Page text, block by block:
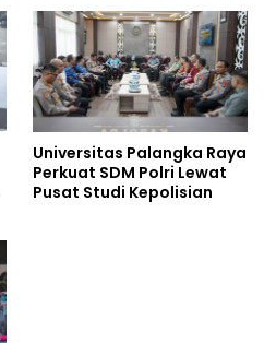
Ahmad Ibrahim
Universitas Palangka Raya
Perkuat SDM Polri Lewat
Pusat Studi Kepolisian